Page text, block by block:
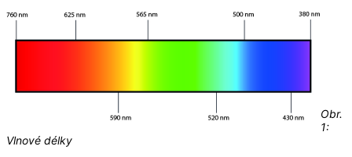
Obr.
1:
Vlnové délky